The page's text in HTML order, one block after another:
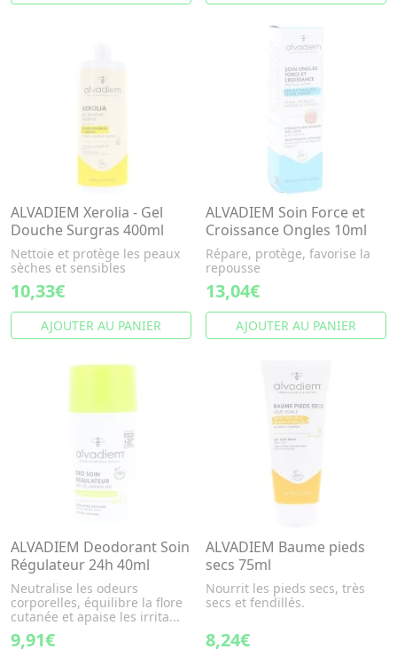
ALVADIEM Xerolia - Gel
Douche Surgras 400ml
Nettoie et protège les peaux
sèches et sensibles
10,33€
AJOUTER AU PANIER
ALVADIEM Soin Force et
Croissance Ongles 10ml
Répare, protège, favorise la
repousse
13,04€
AJOUTER AU PANIER
ALVADIEM Deodorant Soin
Régulateur 24h 40ml
Neutralise les odeurs
corporelles, équilibre la flore
cutanée et apaise les irrita...
9,91€
ALVADIEM Baume pieds
secs 75ml
Nourrit les pieds secs, très
secs et fendillés.
8,24€